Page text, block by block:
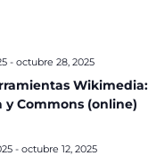
y Commons (online)
- octubre 28, 2025
- octubre 12, 2025